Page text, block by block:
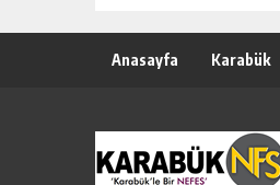
Anasayfa Karabük